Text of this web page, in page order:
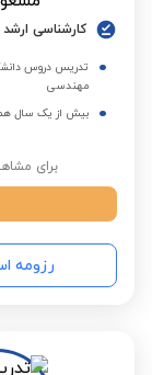
تدریس دروس
مهندسی
بیش از یک سال
برای
رزومه